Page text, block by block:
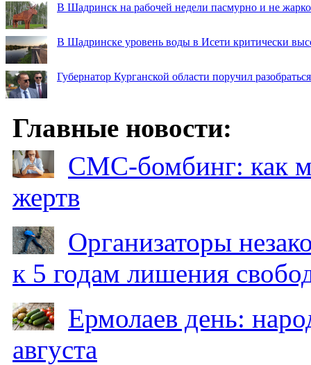
В Шадринск на рабочей недели пасмурно и не жарко
В Шадринске уровень воды в Исети критически
Губернатор Курганской области поручил
Главные новости:
СМС-бомбинг: как
жертв
Организаторы
к 5 годам лишения
Ермолаев день:
августа